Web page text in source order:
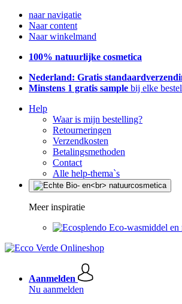
naar navigatie
Naar content
Naar winkelmand
100% natuurlijke cosmetica
Nederland: Gratis
Minstens 1 gratis sample bij elke
Help
Waar is mijn bestelling?
Retourneringen
Verzendkosten
Betalingsmethoden
Contact
Alle help-thema`s
Meer inspiratie
Eco-wasmiddel en
Aanmelden
Nu aanmelden